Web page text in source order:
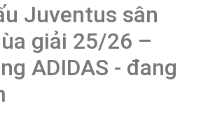
Juventus sân
giải 25/26 –
ADIDAS - đang